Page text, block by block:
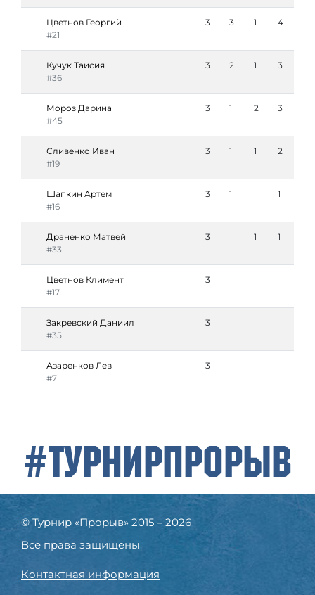
Цветнов Георгий
#21
3 3 1 4
Кучук Таисия
#36
3 2 1 3
Мороз Дарина
#45
3 1 2 3
Сливенко Иван
#19
3 1 1 2
Шапкин Артем
#16
3 1 1
Драненко Матвей
#33
3 1 1
Цветнов Климент
#17
3
Закревский Даниил
#35
3
Азаренков Лев
#7
3
#ТурнирПрорыв
© Турнир «Прорыв» 2015 – 2026
Все права защищены
Контактная информация